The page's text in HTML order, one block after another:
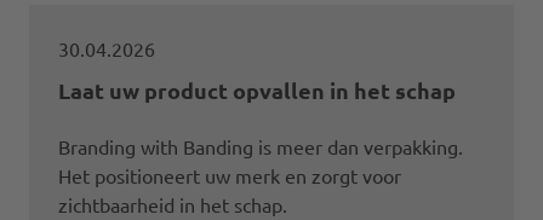
30.04.2026
Laat uw product opvallen in het schap
Branding with Banding is meer dan verpakking.
Het positioneert uw merk en zorgt voor
zichtbaarheid in het schap.